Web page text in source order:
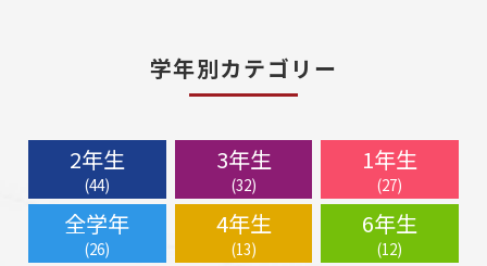
学年別カテゴリー
2年生
(44)
3年生
(32)
1年生
(27)
全学年
(26)
4年生
(13)
6年生
(12)